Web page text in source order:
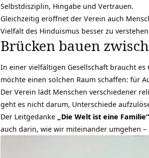
Selbstdisziplin, Hingabe und Vertrauen.
Gleichzeitig eröffnet der Verein auch
Vielfalt des Hinduismus besser zu
Brücken bauen
In einer vielfältigen Gesellschaft braucht es
möchte einen solchen Raum schaffen: für
Der Verein lädt Menschen verschiedener
geht es nicht darum, Unterschiede
Der Leitgedanke „Die Welt ist eine Familie“
auch darin, wie wir miteinander umgehen